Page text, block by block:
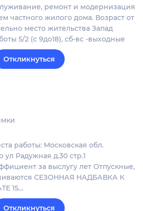
ремонт и модернизация
частного жилого дома. Возраст от
место жительства Запад
5/2 (с 9до18), сб-вс -выходные
Откликнуться
работы: Московская обл.
Радужная д.30 стр.1
за выслугу лет Отпускные,
СЕЗОННАЯ НАДБАВКА К
15…
Откликнуться